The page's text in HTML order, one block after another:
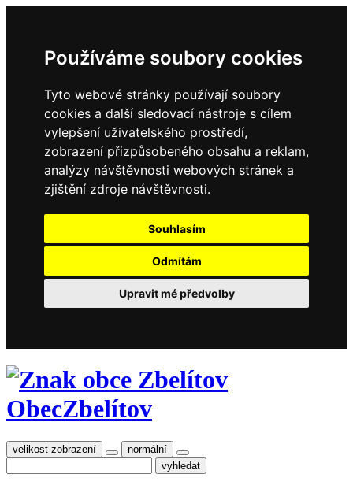
Používáme soubory cookies
Tyto webové stránky používají soubory
cookies a další sledovací nástroje s cílem
vylepšení uživatelského prostředí,
zobrazení přizpůsobeného obsahu a reklam,
analýzy návštěvnosti webových stránek a
zjištění zdroje návštěvnosti.
Souhlasím
Odmítám
Upravit mé předvolby
ObecZbelítov
velikost zobrazení normální